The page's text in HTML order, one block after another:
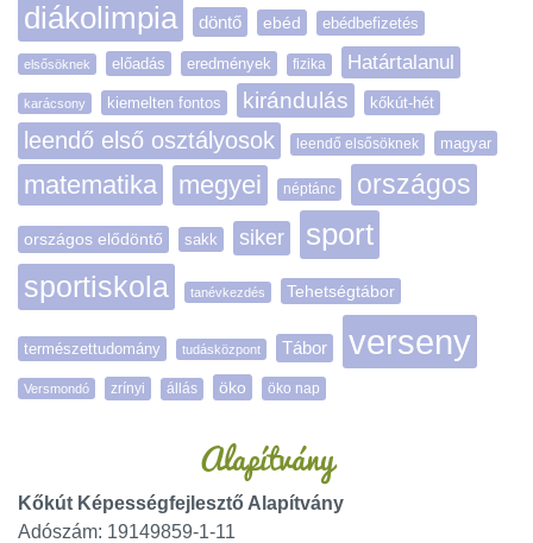
diákolimpia döntő ebéd ebédbefizetés
elsősöknek előadás eredmények fizika Határtalanul
karácsony kiemelten fontos kirándulás kőkút-hét
leendő első osztályosok leendő elsősöknek magyar
matematika megyei néptánc országos
országos elődöntő sakk siker sport
sportiskola tanévkezdés Tehetségtábor
természettudomány tudásközpont Tábor verseny
Versmondó zrínyi állás öko öko nap
Alapítvány
Kőkút Képességfejlesztő Alapítvány
Adószám: 19149859-1-11